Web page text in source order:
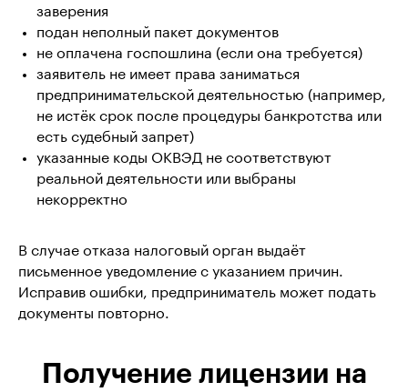
заверения
подан неполный пакет документов
не оплачена госпошлина (если она требуется)
заявитель не имеет права заниматься
предпринимательской деятельностью (например,
не истёк срок после процедуры банкротства или
есть судебный запрет)
указанные коды ОКВЭД не соответствуют
реальной деятельности или выбраны
некорректно
В случае отказа налоговый орган выдаёт
письменное уведомление с указанием причин.
Исправив ошибки, предприниматель может подать
документы повторно.
Получение лицензии на